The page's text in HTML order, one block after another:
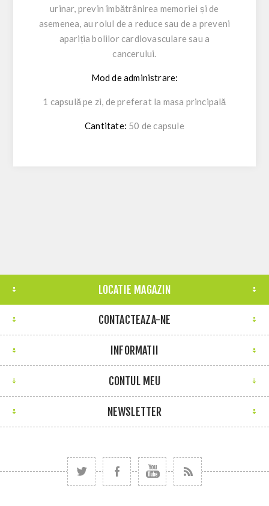
urinar, previn îmbătrânirea memoriei și de
asemenea, au rolul de a reduce sau de a preveni
apariția bolilor cardiovasculare sau a
cancerului.
Mod de administrare:
1 capsulă pe zi, de preferat la masa principală
Cantitate: 50 de capsule
LOCATIE MAGAZIN
CONTACTEAZA-NE
INFORMATII
CONTUL MEU
NEWSLETTER